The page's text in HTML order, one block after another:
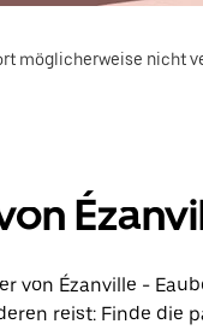
möglicherweise nicht
von Ézanville -
reist: Finde die